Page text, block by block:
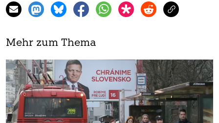
Mehr zum Thema